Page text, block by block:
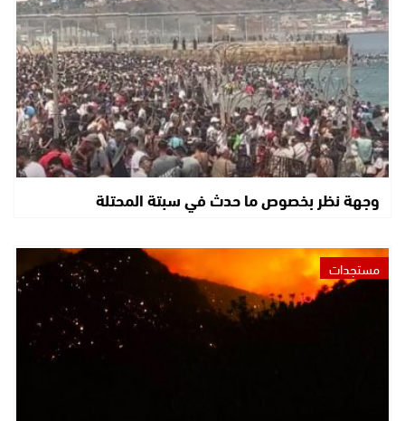
وجهة نظر بخصوص ما حدث في سبتة المحتلة
مستجدات